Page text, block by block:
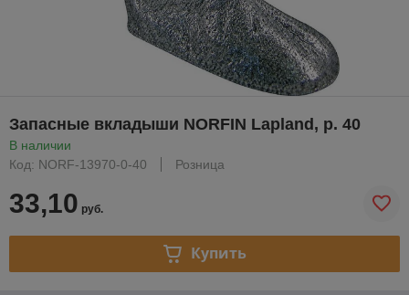
Запасные вкладыши NORFIN Lapland, р. 40
В наличии
Код: NORF-13970-0-40
Розница
33,10 руб.
Купить